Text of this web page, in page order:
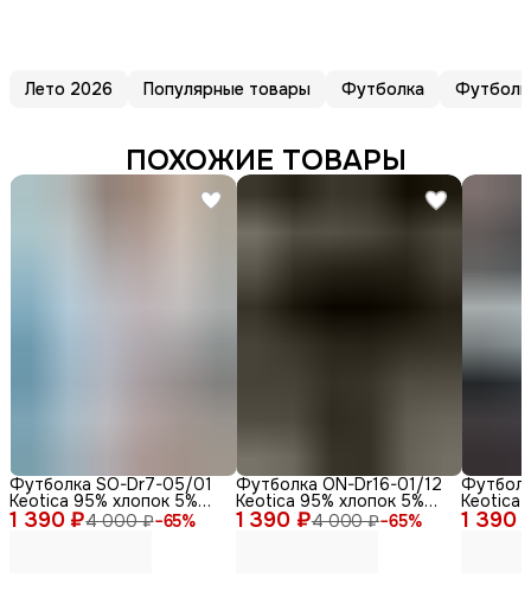
Лето 2026 Популярные товары Футболка
ПОХОЖИЕ ТОВАРЫ
1 390 ₽4 000 ₽−65%
Футболка SO-Dr7-05/01
Keotica 95% хлопок 5%
лайкра белая 46 1 390 ₽4 000 ₽−65%
Футболка ON-Dr16-01/12
Keotica 95% хлопок 5%
лайкра черная 58 1 390
Keotica
лайкра,